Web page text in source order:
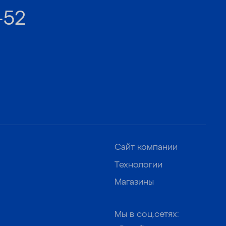
Сайт компании
Технологии
Магазины
Мы в соц.сетях: